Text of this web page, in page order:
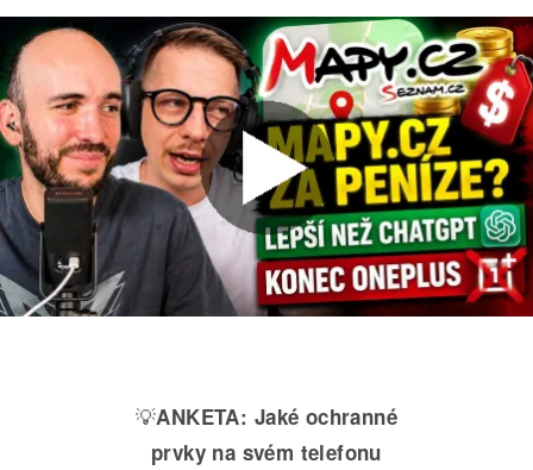
💡ANKETA: Jaké ochranné
prvky na svém telefonu